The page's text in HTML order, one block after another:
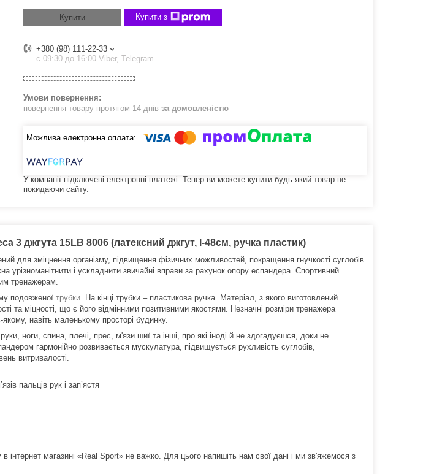
Купити Купити з
+380 (98) 111-22-33
с 09:30 до 16:00 Viber, Telegram
повернення товару протягом 14 днів за домовленістю
У компанії підключені електронні платежі. Тепер ви можете купити будь-який товар не
покидаючи сайту.
3 джгута 15LB 8006 (латексний джгут, l-48см, ручка пластик)
для зміцнення організму, підвищення фізичних можливостей, покращення гнучкості суглобів.
і ускладнити звичайні вправи за рахунок опору еспандера. Спортивний
тренажерам.
подовженої трубки На кінці трубки – пластикова ручка.
Матеріал, з якого виготовлений
та міцності, що є його відмінними позитивними якостями.
Незначні розміри тренажера
навіть маленькому просторі будинку.
ноги, спина, плечі, прес, м'язи шиї та інші, про які іноді й не здогадуєшся, доки не
гармонійно розвивається мускулатура, підвищується рухливість суглобів,
витривалості.
пальців рук і зап’ястя
інтернет магазині «Real Sport» не важко. Для цього напишіть нам свої дані і ми зв'яжемося з